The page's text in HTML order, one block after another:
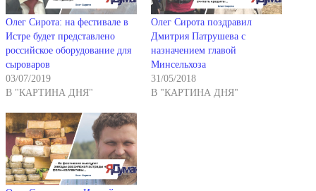
Олег Сирота: на фестивале в
Истре будет представлено
российское оборудование для
сыроваров
03/07/2019
В "КАРТИНА ДНЯ"
Олег Сирота поздравил
Дмитрия Патрушева с
назначением главой
Минсельхоза
31/05/2018
В "КАРТИНА ДНЯ"